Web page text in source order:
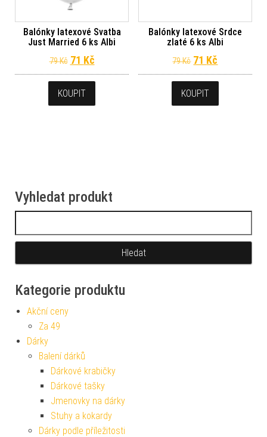
Balónky latexové Svatba
Just Married 6 ks Albi
79Kč Původní cena byla: 79 Kč.
71 KčAktuální cena je: 71 Kč.
KOUPIT
Balónky latexové Srdce
zlaté 6 ks Albi
79Kč Původní cena
71 Kč
KOUPIT
Vyhledat produkt
Kategorie produktu
Akční ceny
Za 49
Dárky
Balení dárků
Dárkové krabičky
Dárkové tašky
Jmenovky na dárky
Stuhy a kokardy
Dárky podle příležitosti